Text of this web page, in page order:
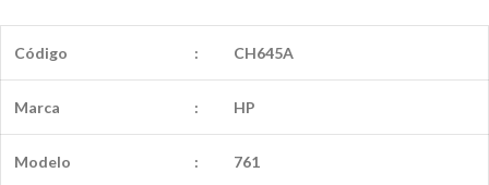
Código : CH645A
Marca : HP
Modelo : 761